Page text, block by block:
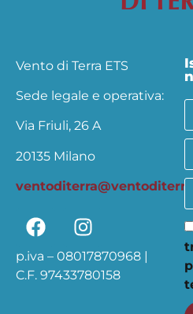
Vento di Terra ETS
Sede legale e operativa:
Via Friuli, 26 A
20135 Milano
p.iva – 08017870968 |
C.F. 97433780158